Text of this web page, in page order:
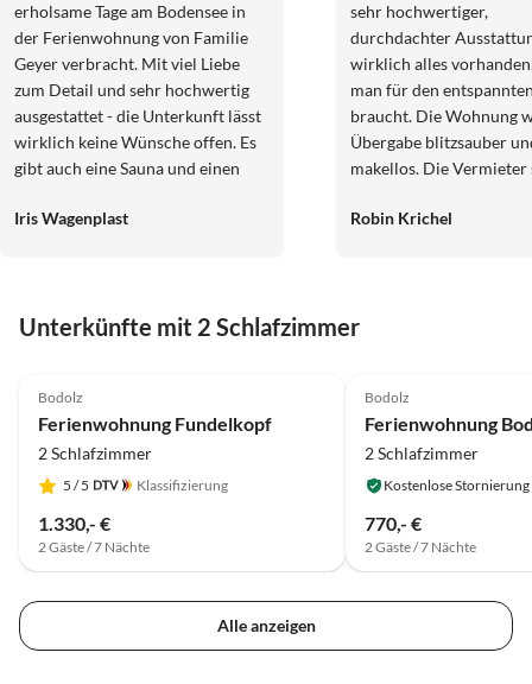
erholsame Tage am Bodensee in
der Ferienwohnung von Familie
Geyer verbracht. Mit viel Liebe
zum Detail und sehr hochwertig
ausgestattet - die Unterkunft lässt
wirklich keine Wünsche offen. Es
gibt auch eine Sauna und einen
werden dürfen. Wir haben uns
Iris Wagenplast
sehr hochwertiger,
durchdachter
wirklich alles
man für den
braucht. Die Wohnung
Übergabe blitzsauber
makellos. Die Vermieter
halten sich aber
Robin Krichel
Unterkünfte mit 2 Schlafzimmer
Bodolz
Ferienwohnung Fundelkopf
2 Schlafzimmer
5 / 5 Klassifizierung
1.330,- €
2 Gäste / 7 Nächte
Bodolz
Ferienwohnung
2 Schlafzimmer
Kostenlose Stornierung
770,- €
2 Gäste / 7 Nächte
Alle anzeigen